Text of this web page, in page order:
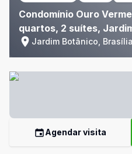
Condomínio Ouro
quartos, 2 suítes,
Jardim Botânico,
Agendar visita